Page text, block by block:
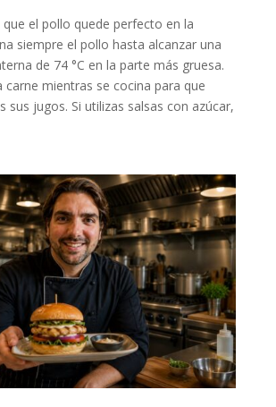
el pollo quede perfecto en la
siempre el pollo hasta alcanzar una
de 74 °C en la parte más gruesa.
carne mientras se cocina para que
sus jugos. Si utilizas salsas con azúcar,